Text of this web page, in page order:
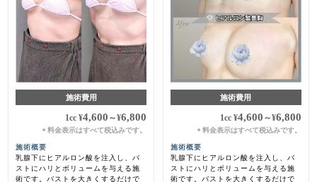
施術費用
1cc¥4,600 ～¥6,800
＊料金表示はすべて税込みです。
施術概要
乳腺下にヒアルロン酸を注入し、バ
ストにハリとボリュームを与える施
術です。バストを大きくするだけで
施術費用
1cc ¥4,600 ～¥6,800
＊ 料金表示はすべて税込みです。
施術概要
乳腺下にヒアルロン酸を注入し、バ
ストにハリとボリュームを与える施
術です。バストを大きくするだけで